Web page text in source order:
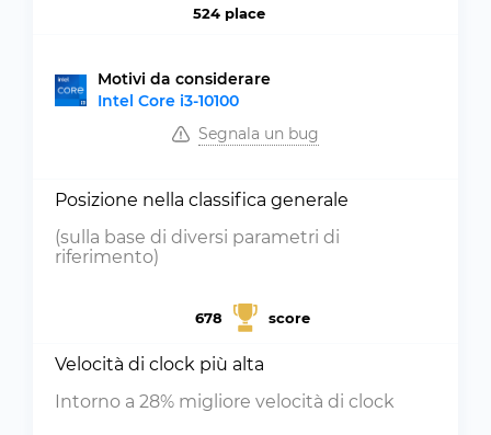
524 place
Motivi da considerare
Intel Core i3-10100
Segnala un bug
Posizione nella classifica generale
(sulla base di diversi parametri di
riferimento)
678 score
Velocità di clock più alta
Intorno a 28% migliore velocità di clock